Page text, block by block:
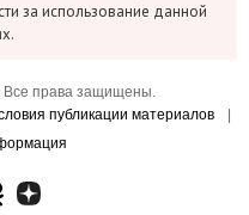
за использование данной
Все права защищены.
публикации материалов